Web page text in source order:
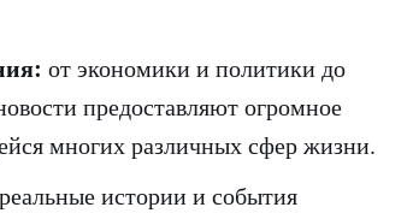
от экономики и политики до
предоставляют огромное
многих различных сфер жизни.
истории и события